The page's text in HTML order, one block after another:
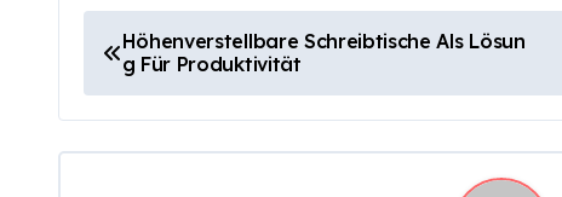
o
s
Höhenverstellbare Schreibtische Als Lösun
g Für Produktivität